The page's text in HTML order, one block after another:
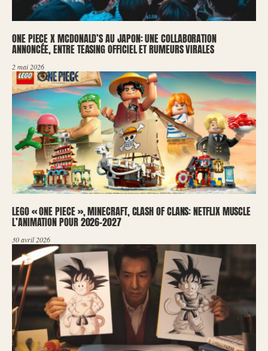
ONE PIECE X MCDONALD’S AU JAPON: UNE COLLABORATION
ANNONCÉE, ENTRE TEASING OFFICIEL ET RUMEURS VIRALES
2 mai 2026
LEGO « ONE PIECE », MINECRAFT, CLASH OF CLANS: NETFLIX MUSCLE
L’ANIMATION POUR 2026-2027
30 avril 2026